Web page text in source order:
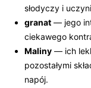
słodyczy i
granat — jego
ciekawego
Maliny — ich
pozostałymi
napój.